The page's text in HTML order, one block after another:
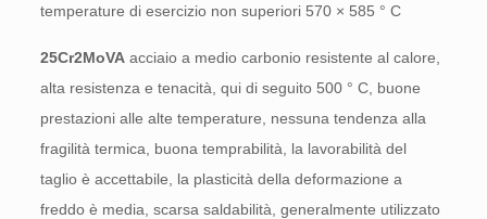
temperature di esercizio non superiori 570 × 585 ° C
25Cr2MoVAacciaio a medio carbonio resistente al calore,
alta resistenza e tenacità, qui di seguito 500 ° C, buone
prestazioni alle alte temperature, nessuna tendenza alla
fragilità termica, buona temprabilità, la lavorabilità del
taglio è accettabile, la plasticità della deformazione a
freddo è media, scarsa saldabilità, generalmente utilizzato